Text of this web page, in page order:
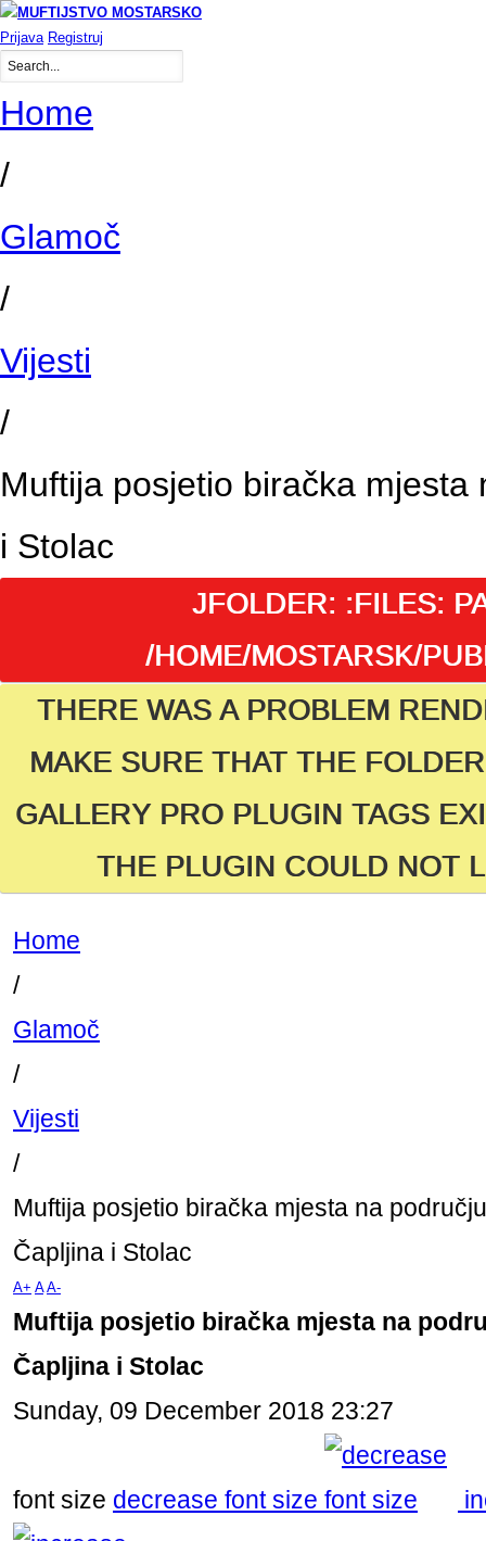
Prijava Registruj
Home
/
Glamoč
/
Vijesti
/
Muftija posjetio biračka
i Stolac
JFOLDER: :FILES:
/HOME/MOSTARSK/
THERE WAS A PROBLEM
MAKE SURE THAT THE
GALLERY PRO PLUGIN TAGS
THE PLUGIN COULD NOT
Home
/
Glamoč
/
Vijesti
/
Muftija posjetio biračka mjesta na
Čapljina i Stolac
A+ A A-
Muftija posjetio biračka mjesta na
Čapljina i Stolac
Sunday, 09 December 2018 23:27
font size decrease font size